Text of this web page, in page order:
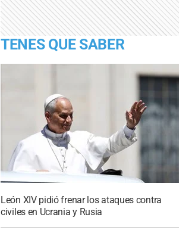
TENES QUE SABER
León XIV pidió frenar los ataques contra
civiles en Ucrania y Rusia